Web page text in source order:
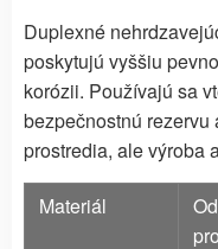
Duplexné
poskytujú vyššiu
korózii. Používajú sa
bezpečnostnú
prostredia, ale výroba
Materiál